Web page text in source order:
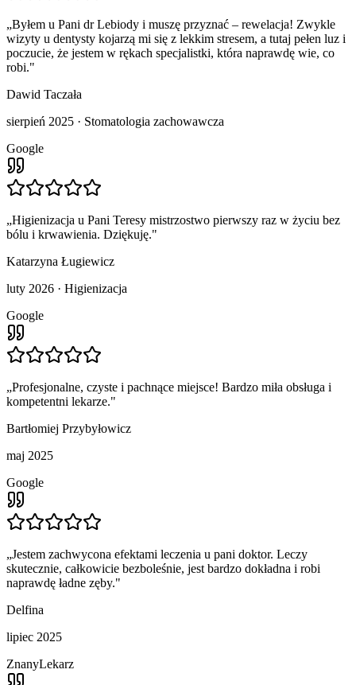
„Byłem u Pani dr Lebiody i muszę przyznać – rewelacja! Zwykle
wizyty u dentysty kojarzą mi się z lekkim stresem, a tutaj pełen luz i
poczucie, że jestem w rękach specjalistki, która naprawdę wie, co
robi."
Dawid Taczała
sierpień 2025 · Stomatologia zachowawcza
Google
„Higienizacja u Pani Teresy mistrzostwo pierwszy raz w życiu bez
bólu i krwawienia. Dziękuję."
Katarzyna Ługiewicz
luty 2026 · Higienizacja
Google
„Profesjonalne, czyste i pachnące miejsce! Bardzo miła obsługa i
kompetentni lekarze."
Bartłomiej Przybyłowicz
maj 2025
Google
„Jestem zachwycona efektami leczenia u pani doktor. Leczy
skutecznie, całkowicie bezboleśnie, jest bardzo dokładna i robi
naprawdę ładne zęby."
Delfina
lipiec 2025
ZnanyLekarz